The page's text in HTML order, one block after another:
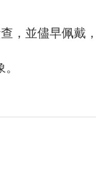
，並儘早佩戴